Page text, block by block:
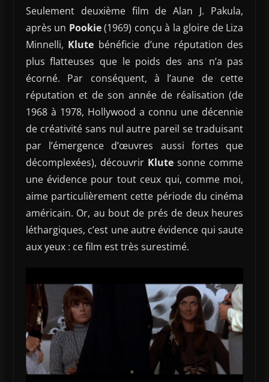
Seulement deuxième film de Alan J. Pakula,
après un Pookie(1969) conçu à la gloire de Liza
Minnelli, Klute bénéficie d’une réputation des
plus flatteuses que le poids des ans n’a pas
écorné. Par conséquent, à l’aune de cette
réputation et de son année de réalisation (de
1968 à 1978, Hollywood a connu une décennie
de créativité sans nul autre pareil se traduisant
par l’émergence d’œuvres aussi fortes que
décomplexées), découvrir Klute sonne comme
une évidence pour tout ceux qui, comme moi,
aime particulièrement cette période du cinéma
américain. Or, au bout de prés de deux heures
léthargiques, c’est une autre évidence qui saute
aux yeux : ce film est très surestimé.